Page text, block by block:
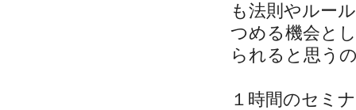
も法則やルー
つめる機会と
られると思う
１時間のセミ